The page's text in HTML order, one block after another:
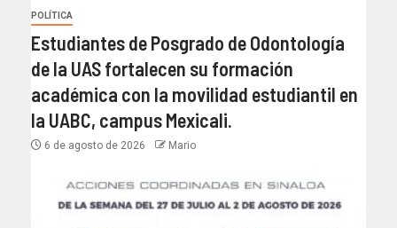
POLÍTICA
Estudiantes de Posgrado de Odontología
de la UAS fortalecen su formación
académica con la movilidad estudiantil en
la UABC, campus Mexicali.
6 de agosto de 2026 Mario